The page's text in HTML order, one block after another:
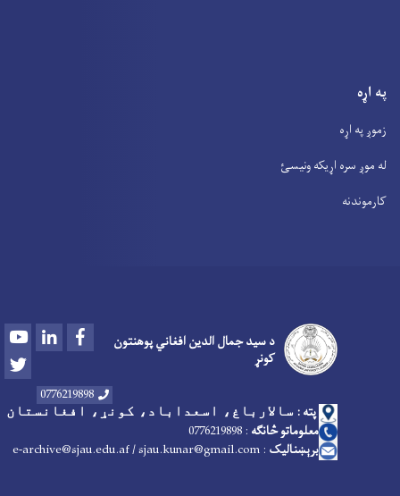
په اړه
زموږ په اړه
له موږ سره اړیکه ونیسئ
کارموندنه
د سید جمال الدین افغاني پوهنتون
کونړ
YoutubeLinkedInFacebook
0776219898
پته : سالارباغ، اسعداباد، کونړ، افغانستان
معلوماتو څانګه :
0776219898
برېښنالیک : e-archive@sjau.edu.af / sjau.kunar@gmail.com